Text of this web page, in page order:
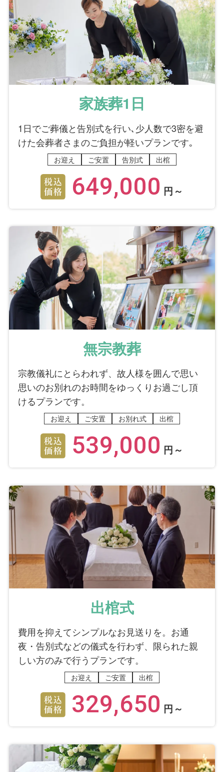
家族葬1日
1日でご葬儀と告別式を行い､少人数で3密を避
けた会葬者さまのご負担が軽いプランです｡
お迎え ご安置 告別式 出棺
649,000 円～
無宗教葬
宗教儀礼にとらわれず、故人様を囲んで思い
思いのお別れのお時間をゆっくりお過ごし頂
けるプランです。
お迎え ご安置 お別れ式 出棺
539,000 円～
出棺式
費用を抑えてシンプルなお見送りを。お通
夜・告別式などの儀式を行わず、限られた親
しい方のみで行うプランです。
お迎え ご安置 出棺
329,650 円～